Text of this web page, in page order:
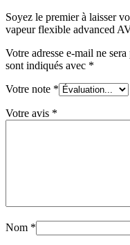
Soyez le premier à laisser
vapeur flexible advanced
Votre adresse e-mail ne sera
sont indiqués avec *
Votre note *
Votre avis *
Nom *